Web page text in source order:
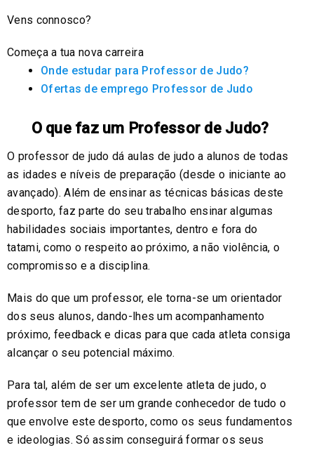
Vens connosco?
Começa a tua nova carreira
Onde estudar para Professor de Judo?
Ofertas de emprego Professor de Judo
O que faz um Professor de Judo?
O professor de judo dá aulas de judo a alunos de todas
as idades e níveis de preparação (desde o iniciante ao
avançado). Além de ensinar as técnicas básicas deste
desporto, faz parte do seu trabalho ensinar algumas
habilidades sociais importantes, dentro e fora do
tatami, como o respeito ao próximo, a não violência, o
compromisso e a disciplina.
Mais do que um professor, ele torna-se um orientador
dos seus alunos, dando-lhes um acompanhamento
próximo, feedback e dicas para que cada atleta consiga
alcançar o seu potencial máximo.
Para tal, além de ser um excelente atleta de judo, o
professor tem de ser um grande conhecedor de tudo o
que envolve este desporto, como os seus fundamentos
e ideologias. Só assim conseguirá formar os seus